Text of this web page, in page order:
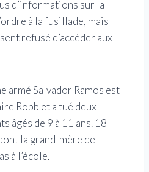
d’informations sur la
à la fusillade, mais
refusé d’accéder aux
armé Salvador Ramos est
Robb et a tué deux
âgés de 9 à 11 ans. 18
la grand-mère de
à l’école.